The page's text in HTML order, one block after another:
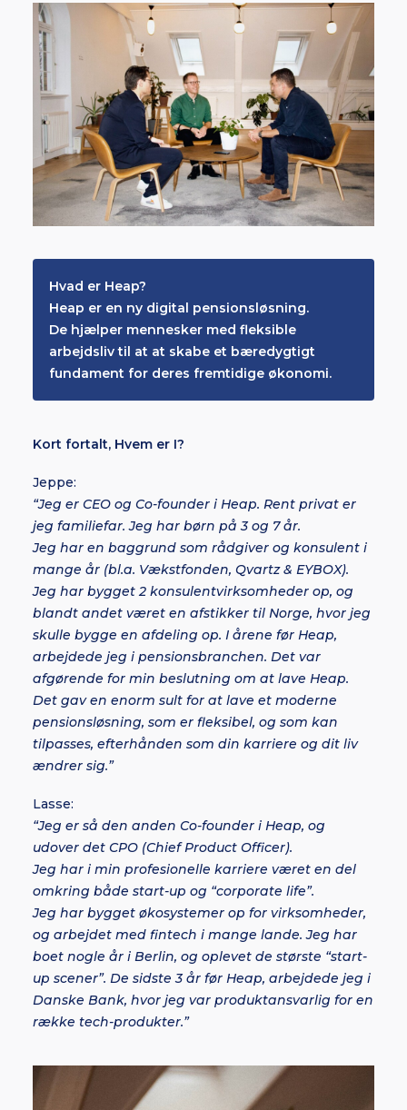
Hvad er Heap?
Heap er en ny digital pensionsløsning.
De hjælper mennesker med fleksible
arbejdsliv til at at skabe et bæredygtigt
fundament for deres fremtidige økonomi.
Kort fortalt, Hvem er I?
Jeppe:
“Jeg er CEO og Co-founder i Heap. Rent privat er
jeg familiefar. Jeg har børn på 3 og 7 år.
Jeg har en baggrund som rådgiver og konsulent i
mange år (bl.a. Vækstfonden, Qvartz & EYBOX).
Jeg har bygget 2 konsulentvirksomheder op, og
blandt andet været en afstikker til Norge, hvor jeg
skulle bygge en afdeling op. I årene før Heap,
arbejdede jeg i pensionsbranchen. Det var
afgørende for min beslutning om at lave Heap.
Det gav en enorm sult for at lave et moderne
pensionsløsning, som er fleksibel, og som kan
tilpasses, efterhånden som din karriere og dit liv
ændrer sig.”
Lasse:
“Jeg er så den anden Co-founder i Heap, og
udover det CPO (Chief Product Officer).
Jeg har i min profesionelle karriere været en del
omkring både start-up og “corporate life”.
Jeg har bygget økosystemer op for virksomheder,
og arbejdet med fintech i mange lande. Jeg har
boet nogle år i Berlin, og oplevet de største “start-
up scener”. De sidste 3 år før Heap, arbejdede jeg i
Danske Bank, hvor jeg var produktansvarlig for en
række tech-produkter.”